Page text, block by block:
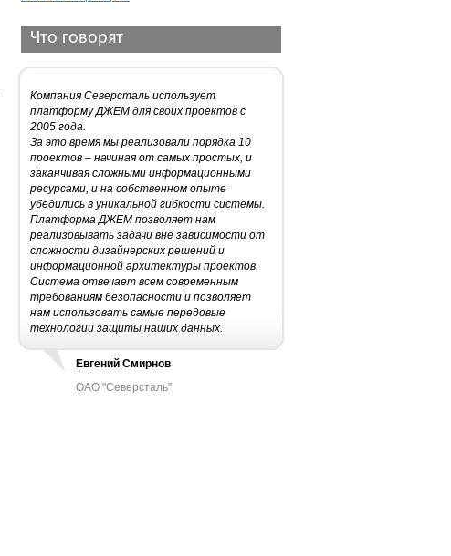
Что говорят
Компания Северсталь использует
платформу ДЖЕМ для своих проектов с
2005 года.
За это время мы реализовали порядка 10
проектов – начиная от самых простых, и
заканчивая сложными информационными
ресурсами, и на собственном опыте
убедились в уникальной гибкости системы.
Платформа ДЖЕМ позволяет нам
реализовывать задачи вне зависимости от
сложности дизайнерских решений и
информационной архитектуры проектов.
Система отвечает всем современным
требованиям безопасности и позволяет
нам использовать самые передовые
технологии защиты наших данных.
Евгений Смирнов
ОАО "Северсталь"